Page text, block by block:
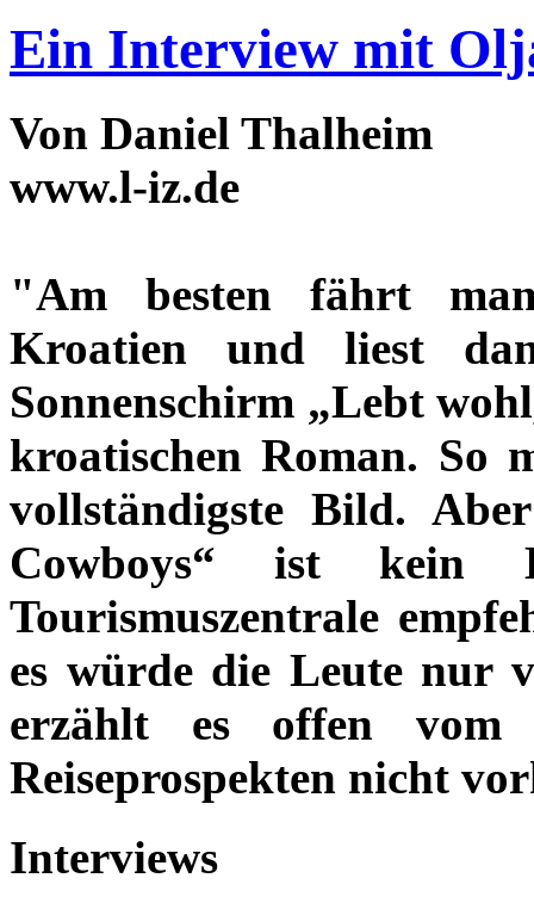
Ein Interview mit
Von Daniel Thalheim
www.l-iz.de
"Am besten fährt
Kroatien und liest
Sonnenschirm „Lebt
kroatischen Roman. So
vollständigste Bild.
Cowboys“ ist kein
Tourismuszentrale
es würde die Leute nur
erzählt es offen
Reiseprospekten nicht
Interviews